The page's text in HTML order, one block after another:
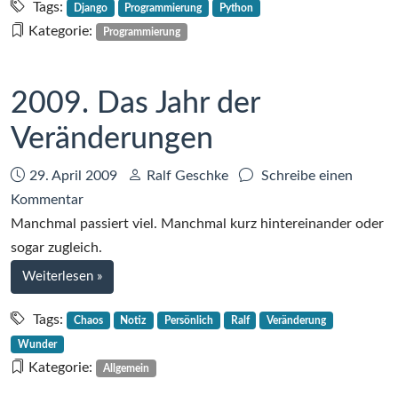
im
Twitter-
Twitter-
Nachrichten
Modul
Tags: Django Programmierung Python
Kategorie: Programmierung
2009. Das Jahr der
Veränderungen
Datum:
29. April 2009 Autor:
Ralf Geschke
Schreibe einen
Kommentarzu
2009.
Das
Jahr
der
Veränderungen
Manchmal passiert viel. Manchmal kurz hintereinander oder
sogar zugleich.
Weiterlesen bei
2009.
Das
der
»
Tags: Chaos Notiz Persönlich Ralf Veränderung
Wunder
Kategorie: Allgemein